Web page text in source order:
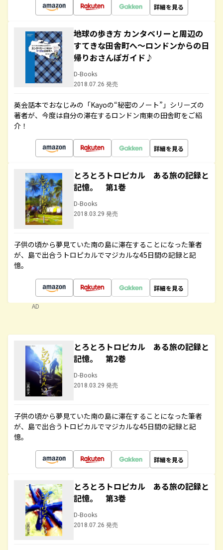
詳細を見る
地球の歩き方 カンタベリーと周辺の
すてきな田舎町へ～ロンドンからの日
帰りおさんぽガイド♪
D-Books
2018.07.26 発売
英会話本でおなじみの「Kayoの“秘密のノート”」シリーズの
著者が、今度は自分の滞在するロンドン南東の田舎町をご紹
介！
詳細を見る
とろとろトロピカル ある旅の記録と
記憶。 第1巻
D-Books
2018.03.29 発売
子供の頃から夢見ていた南の島に滞在することになった筆者
が、島で出合うトロピカルでマジカルな45日間の記録と記
憶。
詳細を見る
AD
とろとろトロピカル ある旅の記録と
記憶。 第2巻
D-Books
2018.03.29 発売
子供の頃から夢見ていた南の島に滞在することになった筆者
が、島で出合うトロピカルでマジカルな45日間の記録と記
憶。
詳細を見る
とろとろトロピカル ある旅の記録と
記憶。 第3巻
D-Books
2018.07.26 発売